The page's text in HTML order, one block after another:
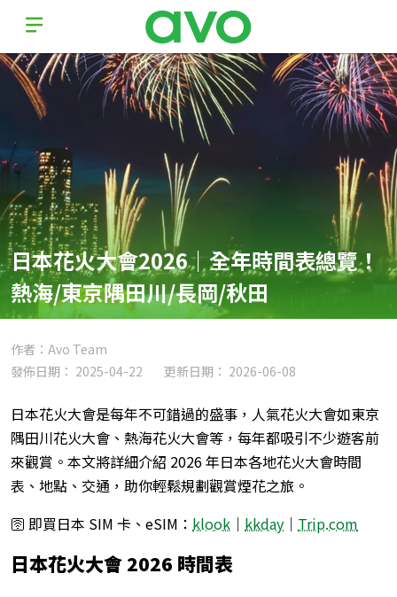
日本花火大會2026｜全年時間表總覽！
熱海/東京隅田川/長岡/秋田
作者：Avo Team
發佈日期： 2025-04-22
更新日期： 2026-06-08
日本花火大會是每年不可錯過的盛事，人氣花火大會如東京
隅田川花火大會、熱海花火大會等，每年都吸引不少遊客前
來觀賞。本文將詳細介紹 2026 年日本各地花火大會時間
表、地點、交通，助你輕鬆規劃觀賞煙花之旅。
🛜 即買日本 SIM 卡、eSIM： klook ｜ kkday ｜ Trip.com
日本花火大會 2026 時間表